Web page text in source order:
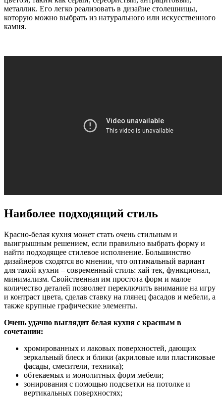
металлик. Его легко реализовать в дизайне столешницы,
которую можно выбрать из натурального или искусственного
камня.
Наиболее подходящий стиль
Красно-белая кухня может стать очень стильным и
выигрышным решением, если правильно выбрать форму и
найти подходящее стилевое исполнение. Большинство
дизайнеров сходятся во мнении, что оптимальный вариант
для такой кухни – современный стиль: хай тек, функционал,
минимализм. Свойственная им простота форм и малое
количество деталей позволяет переключить внимание на игру
и контраст цвета, сделав ставку на глянец фасадов и мебели, а
также крупные графические элементы.
Очень удачно выглядит белая кухня с красным в
сочетании:
хромированных и лаковых поверхностей, дающих
зеркальный блеск и блики (акриловые или пластиковые
фасады, смесители, техника);
обтекаемых и монолитных форм мебели;
зонирования с помощью подсветки на потолке и
вертикальных поверхностях;